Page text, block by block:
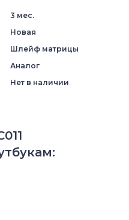
3 мес.
Новая
Шлейф матрицы
Аналог
Нет в наличии